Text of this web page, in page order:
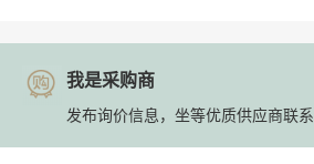
我是采购商
发布询价信息，坐等优质供应商联系